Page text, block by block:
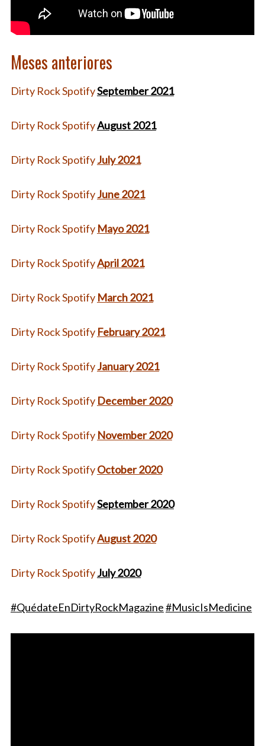
Meses anteriores
Dirty Rock SpotifySeptember 2021
Dirty Rock SpotifyAugust 2021
Dirty Rock SpotifyJuly 2021
Dirty Rock SpotifyJune 2021
Dirty Rock Spotify Mayo 2021
Dirty Rock SpotifyApril 2021
Dirty Rock Spotify March 2021
Dirty Rock Spotify February 2021
Dirty Rock SpotifyJanuary 2021
Dirty Rock Spotify December 2020
Dirty Rock Spotify November 2020
Dirty Rock SpotifyOctober 2020
Dirty Rock SpotifySeptember 2020
Dirty Rock SpotifyAugust 2020
Dirty Rock SpotifyJuly 2020
#QuédateEnDirtyRockMagazine#MusicIsMedicine